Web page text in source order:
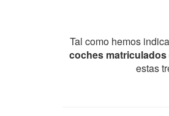
Tal como hemos
coches matriculados
estas